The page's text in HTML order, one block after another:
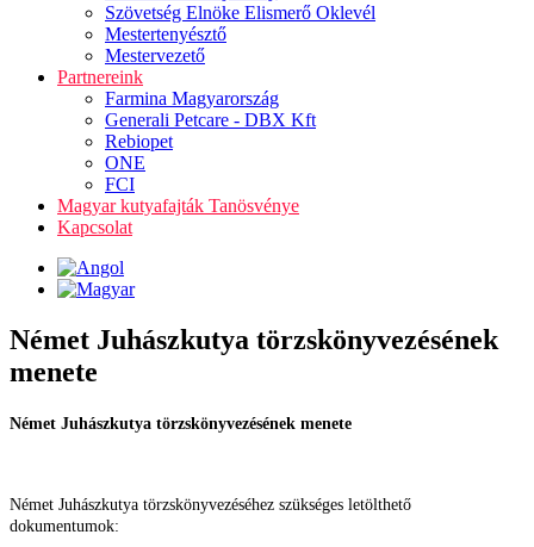
Szövetség Elnöke Elismerő Oklevél
Mestertenyésztő
Mestervezető
Partnereink
Farmina Magyarország
Generali Petcare - DBX Kft
Rebiopet
ONE
FCI
Magyar kutyafajták Tanösvénye
Kapcsolat
Német Juhászkutya törzskönyvezésének
menete
Német Juhászkutya törzskönyvezésének menete
Német Juhászkutya törzskönyvezéséhez szükséges letölthető
dokumentumok: